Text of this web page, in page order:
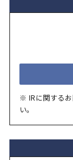
※ IRに関するお
い。